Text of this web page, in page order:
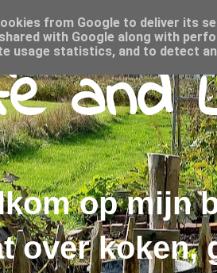
and
op mijn
over koken,
from Google to deliver its
with Google along with
usage statistics, and to detect